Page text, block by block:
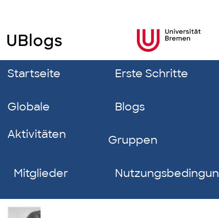
Startseite Erste Schritte
Globale
Aktivitäten
Blogs
Gruppen
Mitglieder